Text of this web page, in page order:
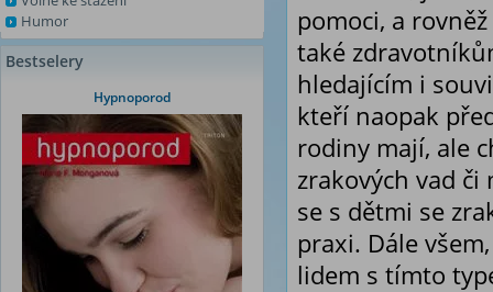
Humor
Bestselery
Hypnoporod
pomoci, a
také
hledajícím i
kteří naopak
rodiny mají, ale
zrakových vad
se s dětmi se
praxi. Dále
lidem s tímto